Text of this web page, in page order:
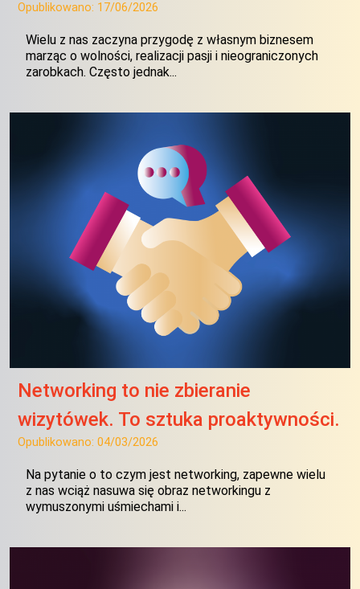
Opublikowano: 17/06/2026
Wielu z nas zaczyna przygodę z własnym biznesem
marząc o wolności, realizacji pasji i nieograniczonych
zarobkach. Często jednak...
Networking to nie zbieranie
wizytówek. To sztuka proaktywności.
Opublikowano: 04/03/2026
Na pytanie o to czym jest networking, zapewne wielu
z nas wciąż nasuwa się obraz networkingu z
wymuszonymi uśmiechami i...